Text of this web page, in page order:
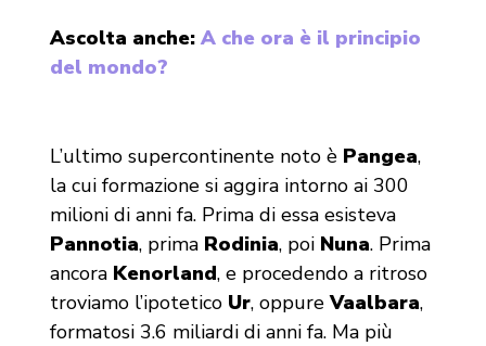
Ascolta anche: A che ora è il principio
del mondo?
L’ultimo supercontinente noto è Pangea,
la cui formazione si aggira intorno ai 300
milioni di anni fa. Prima di essa esisteva
Pannotia, prima Rodinia, poi Nuna. Prima
ancora Kenorland, e procedendo a ritroso
troviamo l’ipotetico Ur, oppureVaalbara,
formatosi 3.6 miliardi di anni fa. Ma più